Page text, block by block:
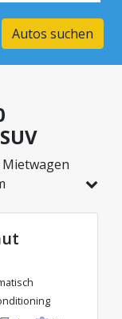
Autos suchen
mit